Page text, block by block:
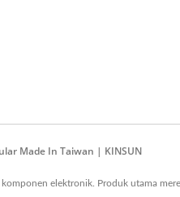
Made In Taiwan | KINSUN
elektronik. Produk utama